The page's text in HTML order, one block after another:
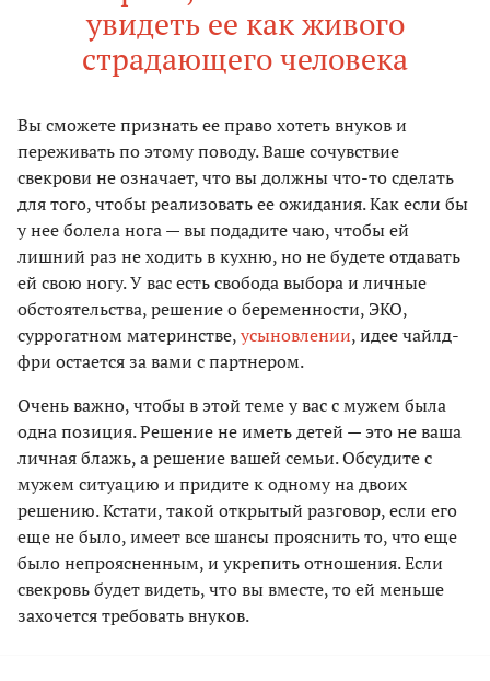
увидеть ее как живого
страдающего человека
Вы сможете признать ее право хотеть внуков и
переживать по этому поводу. Ваше сочувствие
свекрови не означает, что вы должны что-то сделать
для того, чтобы реализовать ее ожидания. Как если бы
у нее болела нога — вы подадите чаю, чтобы ей
лишний раз не ходить в кухню, но не будете отдавать
ей свою ногу. У вас есть свобода выбора и личные
обстоятельства, решение о беременности, ЭКО,
суррогатном материнстве,усыновлении, идее чайлд-
фри остается за вами с партнером.
Очень важно, чтобы в этой теме у вас с мужем была
одна позиция. Решение не иметь детей — это не ваша
личная блажь, а решение вашей семьи. Обсудите с
мужем ситуацию и придите к одному на двоих
решению. Кстати, такой открытый разговор, если его
еще не было, имеет все шансы прояснить то, что еще
было непроясненным, и укрепить отношения. Если
свекровь будет видеть, что вы вместе, то ей меньше
захочется требовать внуков.